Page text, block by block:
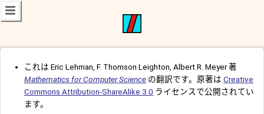
これは Eric Lehman, F. Thomson Leighton, Albert R. Meyer 著
Mathematics for Computer Science の翻訳です。原著は Creative
Commons Attribution-ShareAlike 3.0 ライセンスで公開されてい
ます。